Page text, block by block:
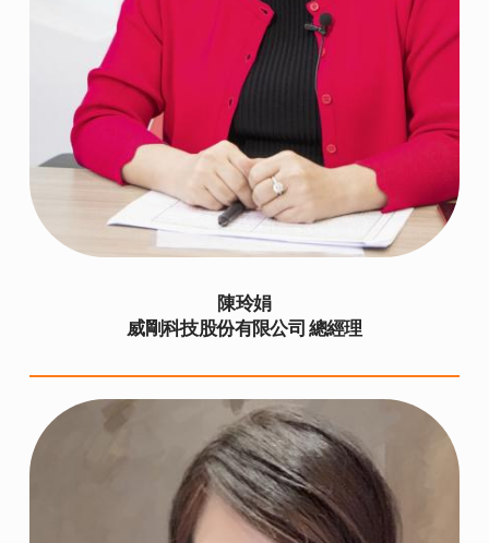
陳玲娟
威剛科技股份有限公司 總經理